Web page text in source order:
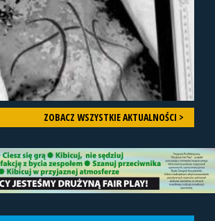
ZOBACZ WSZYSTKIE AKTUALNOŚCI >